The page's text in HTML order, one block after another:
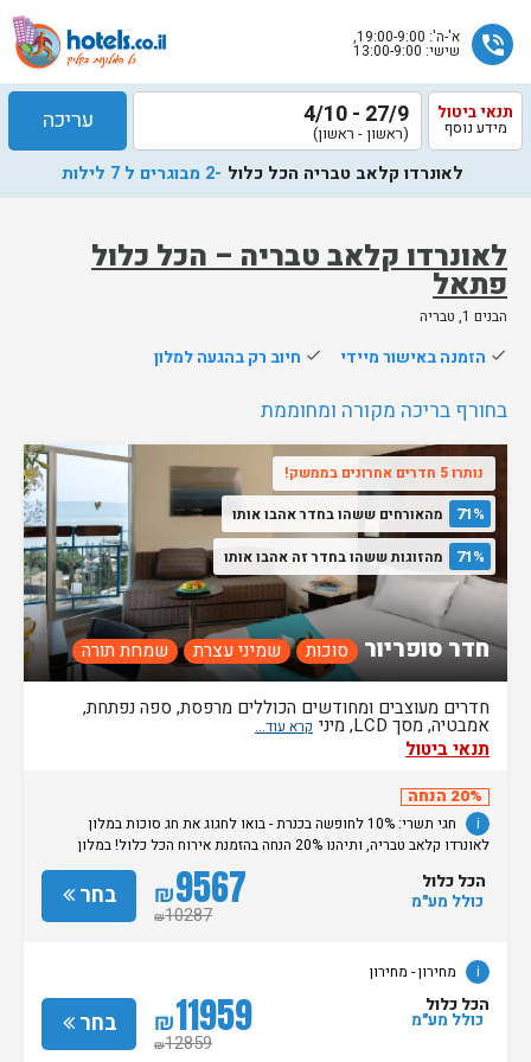
phone_in_talk א'-ה': 19:00-9:00,
שישי: 13:00-9:00
לאונרדו קלאב טבריה – הכל כלול
פתאל
הבנים 1, טבריה
תנאי ביטול
מידע נוסף 27/9 - 4/10
(ראשון - ראשון) עריכה
לאונרדו קלאב טבריה הכל כלול -2 מבוגרים ל 7 לילות
done הזמנה באישור מיידי done חיוב רק בהגעה למלון
בחורף בריכה מקורה ומחוממת
71% מהאורחים ששהו בחדר אהבו אותו
71% מהזוגות ששהו בחדר זה אהבו אותו
נותרו 5 חדרים אחרונים בממשק!
חדר סופריור סוכות שמיני עצרת שמחת תורה
חדרים מעוצבים ומחודשים הכוללים מרפסת, ספה נפתחת,
אמבטיה, מסך LCD, מיני
תנאי ביטול
20% הנחה
i
חגי תשרי: 10% לחופשה בכנרת - בואו לחגוג את חג סוכות במלון
לאונרדו קלאב טבריה, ותיהנו 20% הנחה בהזמנת אירוח הכל כלול! במלון
מחכים לכם ארוחות חג עשירות, חדרים מעוצבים, חוויית אירוח חגיגית לכל
המשפחה וכל מה שצריך לחופשה מפנקת על הכנרת. המבצע תקף לאירוח על
בסיס הכל כלול בין התאריכים 25.09.26 עד 4.10.26 למינימום 2 לילות 10%
הנחה נוספים לחברי מועדון פתאל וחברים ולמצטרפים חדשים ללא קוד ארגון
בחר ₪9567
₪10287
הכל כלול
כולל מע"מ
i מחירון- מחירון
בחר ₪11959
₪12859
הכל כלול
כולל מע"מ
שלח
נציג
יחזור
בשעות
הפעילות